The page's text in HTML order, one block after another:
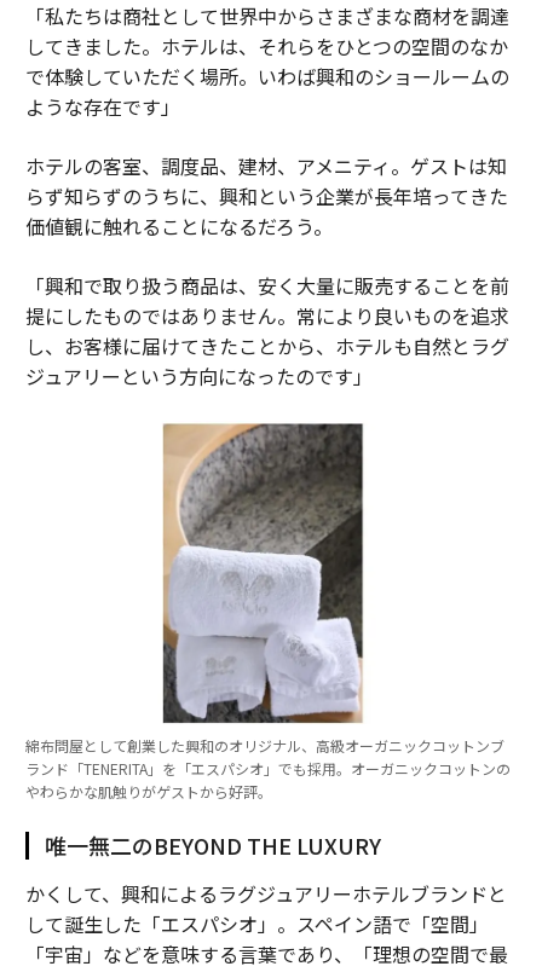
「私たちは商社として世界中からさまざまな商材を調達
してきました。ホテルは、それらをひとつの空間のなか
で体験していただく場所。いわば興和のショールームの
ような存在です」
ホテルの客室、調度品、建材、アメニティ。ゲストは知
らず知らずのうちに、興和という企業が長年培ってきた
価値観に触れることになるだろう。
「興和で取り扱う商品は、安く大量に販売することを前
提にしたものではありません。常により良いものを追求
し、お客様に届けてきたことから、ホテルも自然とラグ
ジュアリーという方向になったのです」
綿布問屋として創業した興和のオリジナル、高級オーガニックコットンブ
ランド「TENERITA」を「エスパシオ」でも採用。オーガニックコットンの
やわらかな肌触りがゲストから好評。
唯一無二のBEYOND THE LUXURY
かくして、興和によるラグジュアリーホテルブランドと
して誕生した「エスパシオ」。スペイン語で「空間」
「宇宙」などを意味する言葉であり、「理想の空間で最